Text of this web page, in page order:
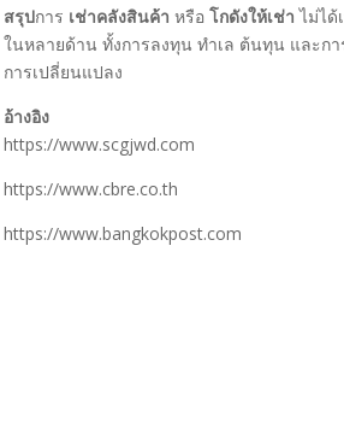
สรุปการ เช่าคลังสินค้า หรือโกดังให้เช่า ไม่ได้
ในหลายด้าน ทั้งการลงทุน ทำเล ต้นทุน และก
การเปลี่ยนแปลง
อ้างอิง
https://www.scgjwd.com
https://www.cbre.co.th
https://www.bangkokpost.com